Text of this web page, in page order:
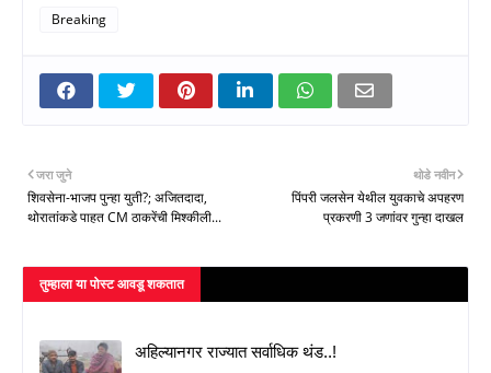
Breaking
थोडे नवीन
पिंपरी जलसेन येथील युवकाचे अपहरण
प्रकरणी 3 जणांवर गुन्हा दाखल
जरा जुने
शिवसेना-भाजप पुन्हा युती?; अजितदादा,
थोरातांकडे पाहत CM ठाकरेंची मिश्कीली...
तुम्‍हाला या पोस्‍ट आवडू शकतात
अहिल्यानगर राज्यात सर्वाधिक थंड..!